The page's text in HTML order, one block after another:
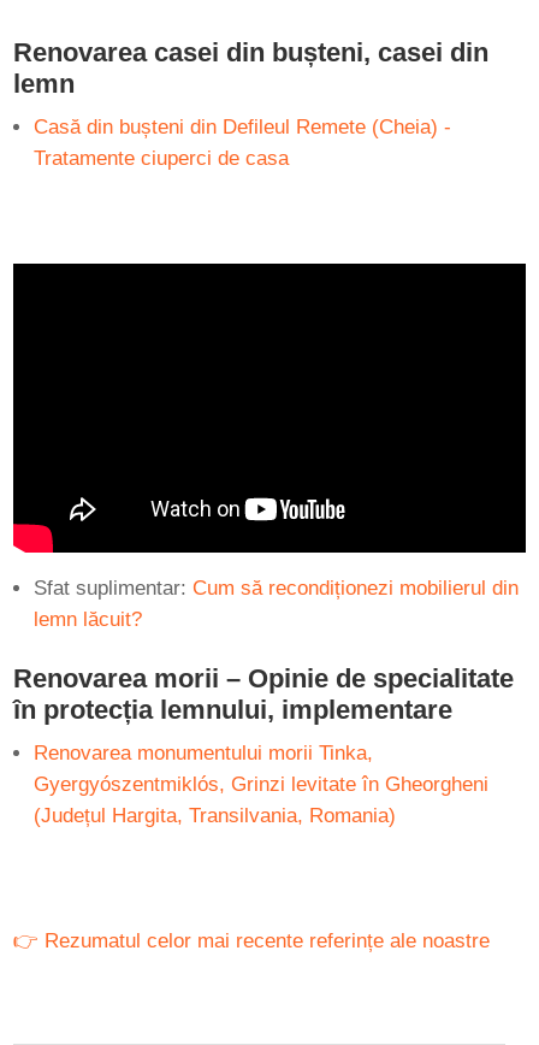
Renovarea casei din bușteni, casei din
lemn
Casă din bușteni din Defileul Remete (Cheia) -
Tratamente ciuperci de casa
Sfat suplimentar: Cum să recondiționezi mobilierul din
lemn lăcuit?
Renovarea morii – Opinie de specialitate
în protecția lemnului, implementare
Renovarea monumentului morii Tinka,
Gyergyószentmiklós, Grinzi levitate în Gheorgheni
(Județul Hargita, Transilvania, Romania)
👉 Rezumatul celor mai recente referințe ale noastre